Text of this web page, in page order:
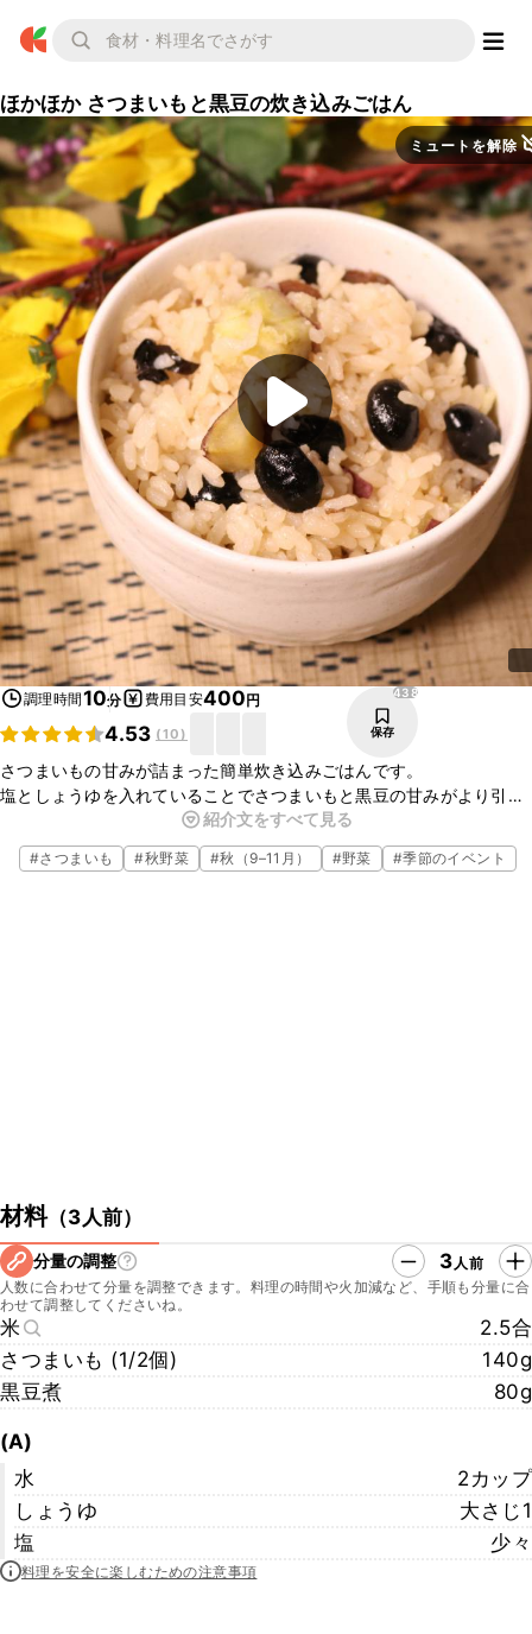
ほかほか さつまいもと黒豆の炊き込みごはん
ミュートを解除
調理時間10分 費用目安400円
4.53 (10)
438
保存
さつまいもの甘みが詰まった簡単炊き込みごはんです。
塩としょうゆを入れていることでさつまいもと黒豆の甘みがより引き
立ち、どんどん食べ進めたくなります。
おかずがなくても満足感のある一品に仕上がっています。
紹介文をすべて見る
#さつまいも #秋野菜 #秋（9–11月） #野菜 #季節のイベント
材料（3人前）
分量の調整 3人前
人数に合わせて分量を調整できます。料理の時間や火加減など、手順も分量に合
わせて調整してくださいね。
米
2.5合
さつまいも (1/2個)
140g
黒豆煮
80g
(A)
水
2カップ
しょうゆ
大さじ1
塩
少々
料理を安全に楽しむための注意事項